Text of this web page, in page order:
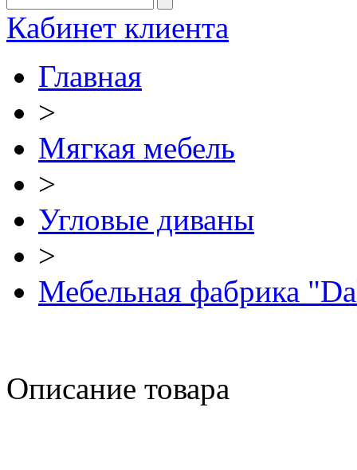
Кабинет клиента
Главная
>
Мягкая мебель
>
Угловые диваны
>
Мебельная фабрика
Описание товара